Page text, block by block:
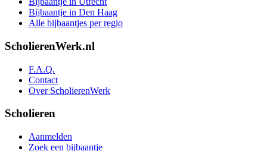
Bijbaantje in Den Haag
Alle bijbaantjes per regio
ScholierenWerk.nl
F.A.Q.
Contact
Over ScholierenWerk
Scholieren
Aanmelden
Zoek een bijbaantje